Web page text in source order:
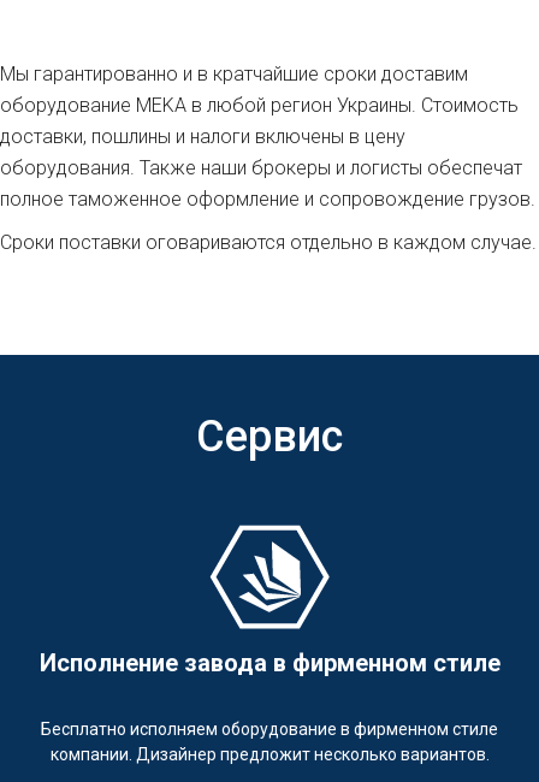
Мы гарантированно и в кратчайшие сроки доставим
оборудование MEKA в любой регион Украины. Стоимость
доставки, пошлины и налоги включены в цену
оборудования. Также наши брокеры и логисты обеспечат
полное таможенное оформление и сопровождение грузов.
Сроки поставки оговариваются отдельно в каждом случае.
Сервис
Исполнение завода в фирменном стиле
Бесплатно исполняем оборудование в фирменном стиле
компании. Дизайнер предложит несколько вариантов.